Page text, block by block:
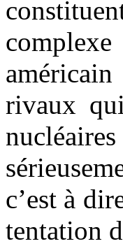
rivaux
c’est à
tentation